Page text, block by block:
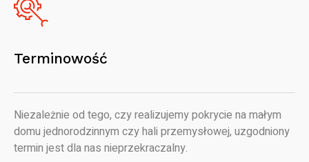
Terminowość
Niezależnie od tego, czy realizujemy pokrycie na małym
domu jednorodzinnym czy hali przemysłowej, uzgodniony
termin jest dla nas nieprzekraczalny.